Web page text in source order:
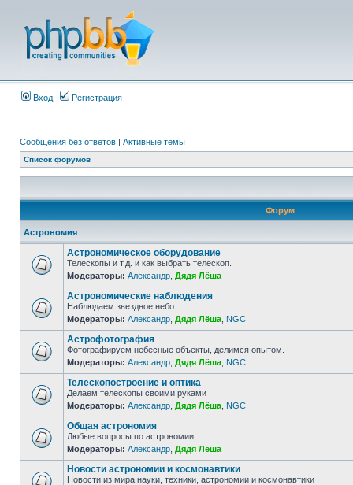
Вход Регистрация
Сообщения без ответов | Активные темы
Список форумов
Форум
Астрономия
Астрономическое оборудование
Телескопы и т.д. и как выбрать телескоп.
Модераторы: Александр Дядя Лёша
Астрономические наблюдения
Наблюдаем звездное небо.
Модераторы: Александр Дядя Лёша NGC
Астрофотография
Фотографируем небесные объекты, делимся опытом.
Модераторы: Александр Дядя Лёша NGC
Телескопостроение и оптика
Делаем телескопы своими руками
Модераторы: Александр Дядя Лёша NGC
Общая астрономия
Любые вопросы по астрономии.
Модераторы: Александр Дядя Лёша
Новости астрономии и космонавтики
Новости из мира науки, техники, астрономии и космонавтики